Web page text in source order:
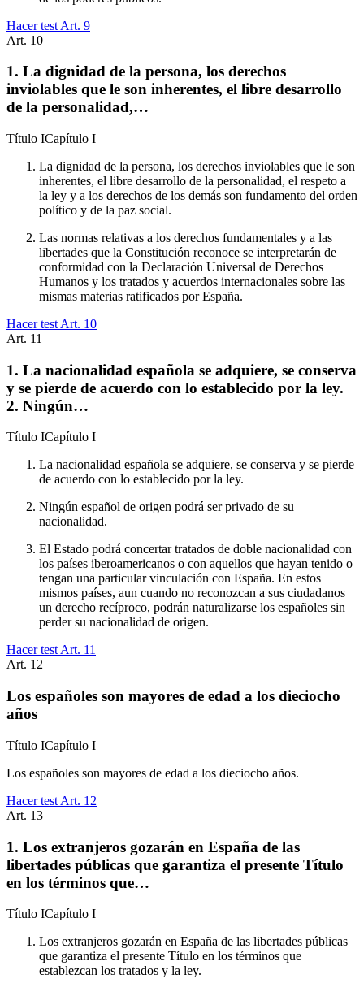
Hacer test Art. 9
Art. 10
1. La dignidad de la persona, los derechos
inviolables que le son inherentes, el libre desarrollo
de la personalidad,…
Título ICapítulo I
La dignidad de la persona, los derechos inviolables que le son
inherentes, el libre desarrollo de la personalidad, el respeto a
la ley y a los derechos de los demás son fundamento del orden
político y de la paz social.
Las normas relativas a los derechos fundamentales y a las
libertades que la Constitución reconoce se interpretarán de
conformidad con la Declaración Universal de Derechos
Humanos y los tratados y acuerdos internacionales sobre las
mismas materias ratificados por España.
Hacer test Art. 10
Art. 11
1. La nacionalidad española se adquiere, se conserva
y se pierde de acuerdo con lo establecido por la ley.
2. Ningún…
Título ICapítulo I
La nacionalidad española se adquiere, se conserva y se pierde
de acuerdo con lo establecido por la ley.
Ningún español de origen podrá ser privado de su
nacionalidad.
El Estado podrá concertar tratados de doble nacionalidad con
los países iberoamericanos o con aquellos que hayan tenido o
tengan una particular vinculación con España. En estos
mismos países, aun cuando no reconozcan a sus ciudadanos
un derecho recíproco, podrán naturalizarse los españoles sin
perder su nacionalidad de origen.
Hacer test Art. 11
Art. 12
Los españoles son mayores de edad a los dieciocho
años
Título ICapítulo I
Los españoles son mayores de edad a los dieciocho años.
Hacer test Art. 12
Art. 13
1. Los extranjeros gozarán en España de las
libertades públicas que garantiza el presente Título
en los términos que…
Título ICapítulo I
Los extranjeros gozarán en España de las libertades públicas
que garantiza el presente Título en los términos que
establezcan los tratados y la ley.